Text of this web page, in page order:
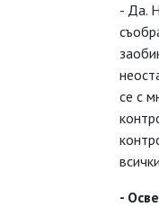
- Да.
се с
-